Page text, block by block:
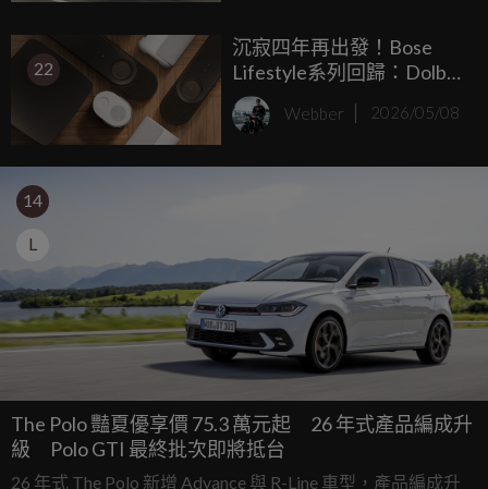
22
沉寂四年再出發！Bose
Lifestyle系列回歸：Dolby
Atmos聲霸＋無線重低音，
模組擴充最高7.1.4
Webber 2026/05/08
14
L
The Polo 豔夏優享價 75.3 萬元起 26 年式產品編成升
級 Polo GTI 最終批次即將抵台
26 年式 The Polo 新增 Advance 與 R-Line 車型，產品編成升